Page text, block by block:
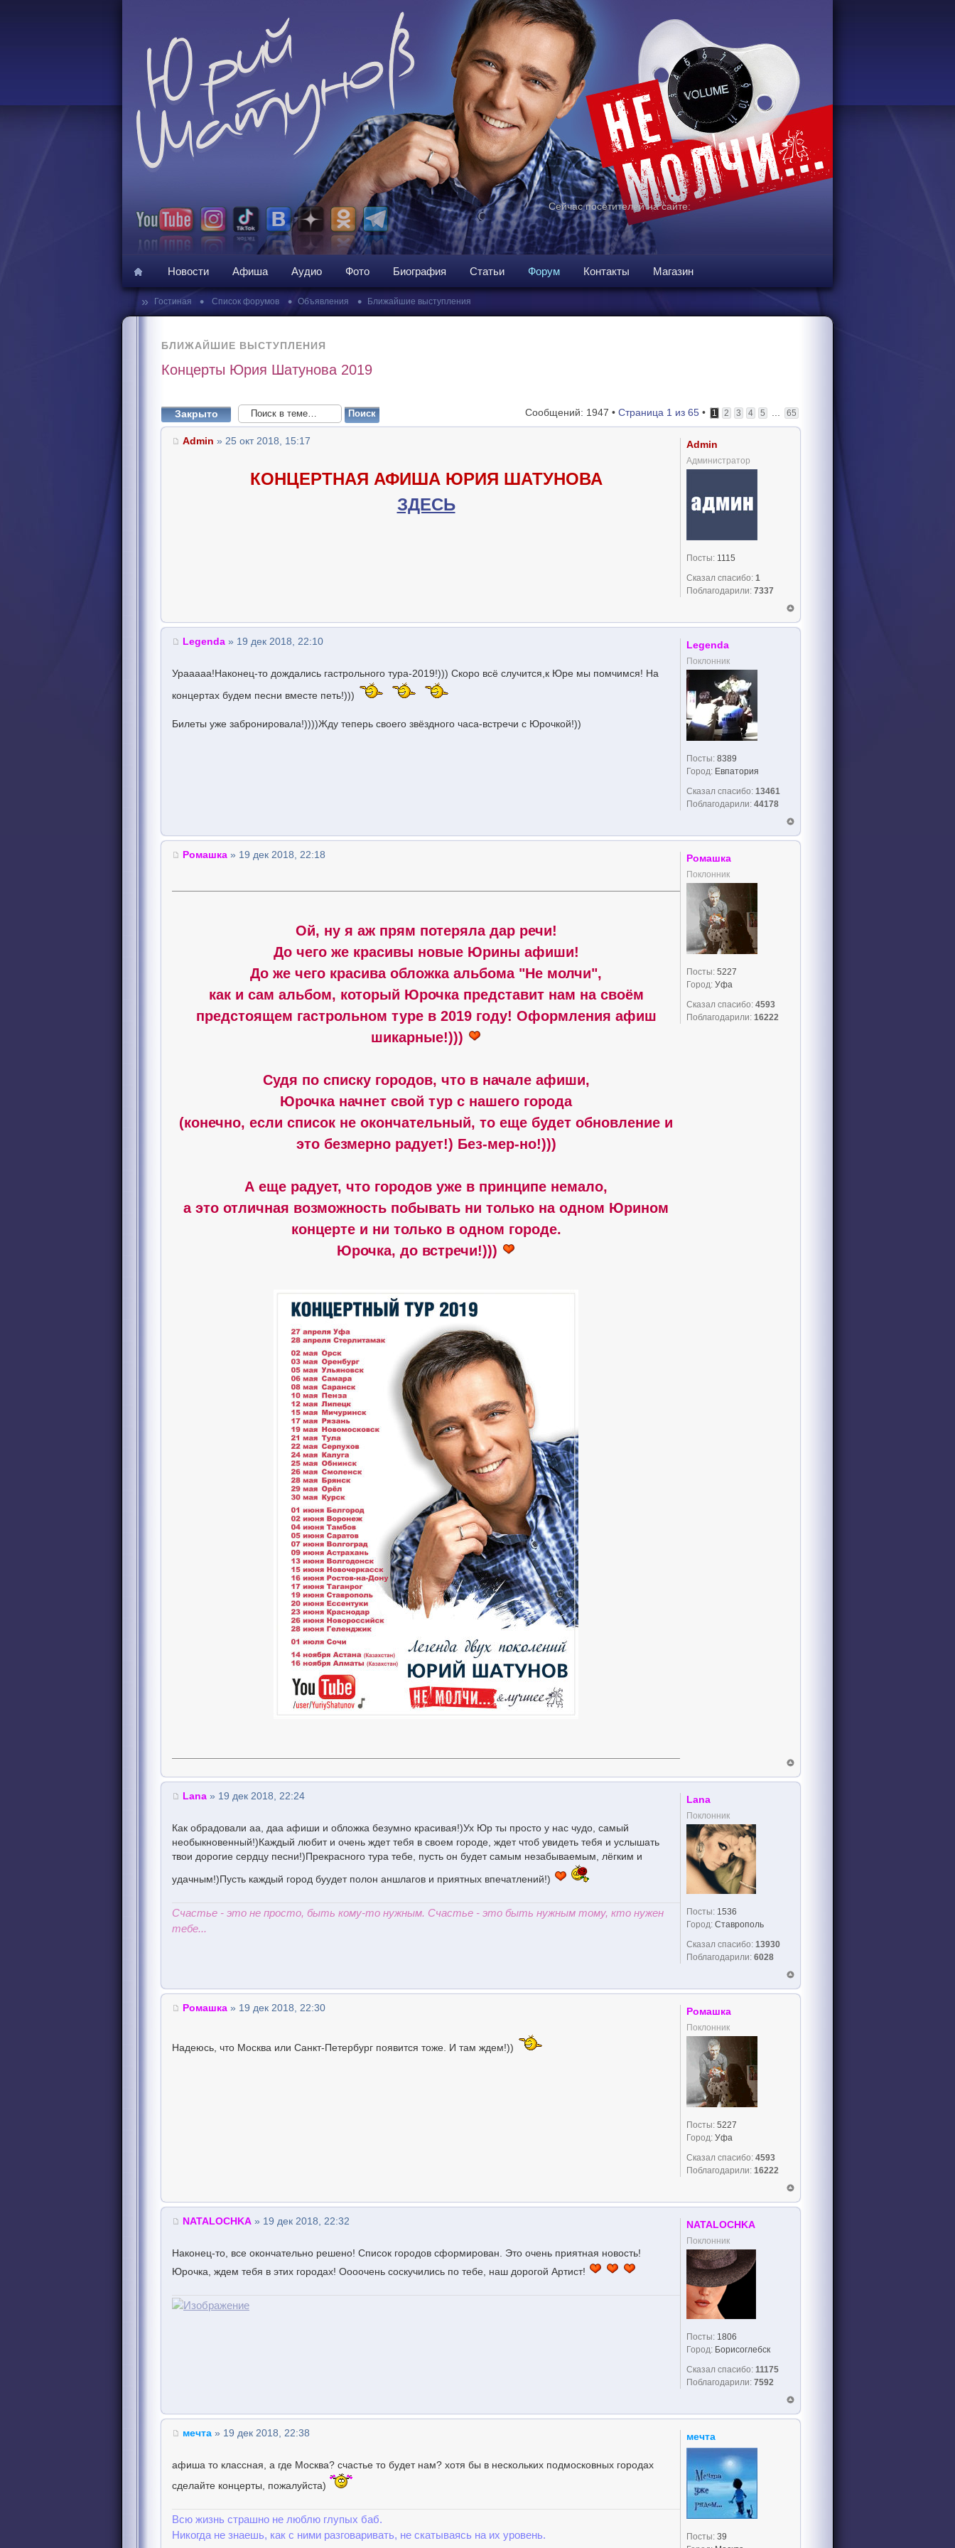
Сейчас посетителей на сайте:
Новости Афиша Аудио Фото Биография Статьи Форум Контакты Магазин
» Гостиная • Список форумов • Объявления • Ближайшие выступления
БЛИЖАЙШИЕ ВЫСТУПЛЕНИЯ
Концерты Юрия Шатунова 2019
Закрыто Сообщений: 1947 • Страница 1 из 65 • 1 2 3 4 5 ... 65
Admin » 25 окт 2018, 15:17
КОНЦЕРТНАЯ АФИША ЮРИЯ ШАТУНОВА
ЗДЕСЬ
Admin
Администратор
Посты: 1115
Сказал спасибо: 1
Поблагодарили: 7337
Legenda » 19 дек 2018, 22:10
Урааааа!Наконец-то дождались гастрольного тура-2019!))) Скоро всё случится,к Юре мы помчимся! На
концертах будем песни вместе петь!)))
Билеты уже забронировала!))))Жду теперь своего звёздного часа-встречи с Юрочкой!))
Legenda
Поклонник
Посты: 8389
Город: Евпатория
Сказал спасибо: 13461
Поблагодарили: 44178
Ромашка » 19 дек 2018, 22:18
Ой, ну я аж прям потеряла дар речи!
До чего же красивы новые Юрины афиши!
До же чего красива обложка альбома "Не молчи",
как и сам альбом, который Юрочка представит нам на своём
предстоящем гастрольном туре в 2019 году! Оформления афиш
шикарные!)))
Судя по списку городов, что в начале афиши,
Юрочка начнет свой тур с нашего города
(конечно, если список не окончательный, то еще будет обновление и
это безмерно радует!) Без-мер-но!)))
А еще радует, что городов уже в принципе немало,
а это отличная возможность побывать ни только на одном Юрином
концерте и ни только в одном городе.
Юрочка, до встречи!)))
Ромашка
Поклонник
Посты: 5227
Город: Уфа
Сказал спасибо: 4593
Поблагодарили: 16222
Lana » 19 дек 2018, 22:24
Как обрадовали аа, даа афиши и обложка безумно красивая!)Ух Юр ты просто у нас чудо, самый
необыкновенный!)Каждый любит и очень ждет тебя в своем городе, ждет чтоб увидеть тебя и услышать
твои дорогие сердцу песни!)Прекрасного тура тебе, пусть он будет самым незабываемым, лёгким и
удачным!)Пусть каждый город буудет полон аншлагов и приятных впечатлений!)
Счастье - это не просто, быть кому-то нужным. Счастье - это быть нужным тому, кто нужен
тебе...
Lana
Поклонник
Посты: 1536
Город: Ставрополь
Сказал спасибо: 13930
Поблагодарили: 6028
Ромашка » 19 дек 2018, 22:30
Надеюсь, что Москва или Санкт-Петербург появится тоже. И там ждем!))
Ромашка
Поклонник
Посты: 5227
Город: Уфа
Сказал спасибо: 4593
Поблагодарили: 16222
NATALOCHKA » 19 дек 2018, 22:32
Наконец-то, все окончательно решено! Список городов сформирован. Это очень приятная новость!
Юрочка, ждем тебя в этих городах! Оооочень соскучились по тебе, наш дорогой Артист!
NATALOCHKA
Поклонник
Посты: 1806
Город: Борисоглебск
Сказал спасибо: 11175
Поблагодарили: 7592
мечта » 19 дек 2018, 22:38
афиша то классная, а где Москва? счастье то будет нам? хотя бы в нескольких подмосковных городах
сделайте концерты, пожалуйста)
Всю жизнь страшно не люблю глупых баб.
Никогда не знаешь, как с ними разговаривать, не скатываясь на их уровень.
мечта
Посты: 39